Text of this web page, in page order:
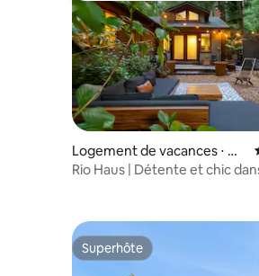
Logement de vacances ⋅ Mo
nte Rio
Rio Haus | Détente et chic
Superhôte
Superhôte